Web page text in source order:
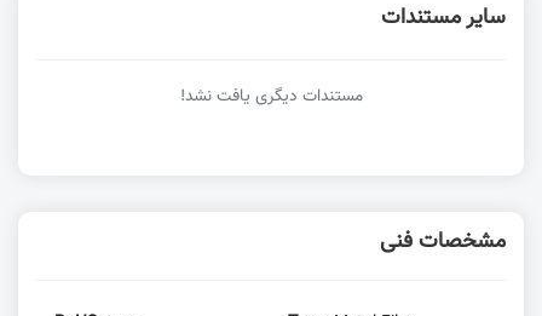
سایر مستندات
مستندات دیگری یافت نشد!
مشخصات فنی